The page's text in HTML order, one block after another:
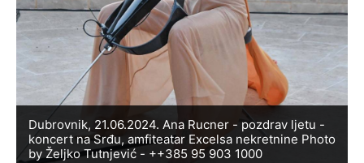
Dubrovnik, 21.06.2024. Ana Rucner - pozdrav ljetu -
koncert na Srđu, amfiteatar Excelsa nekretnine Photo
by Željko Tutnjević - ++385 95 903 1000